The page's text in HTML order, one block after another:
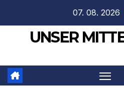
springen
07. 08. 2026
UNSER